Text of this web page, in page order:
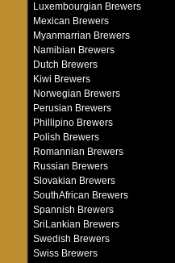
Luxembourgian Brewers
Mexican Brewers
Myanmarrian Brewers
Namibian Brewers
Dutch Brewers
Kiwi Brewers
Norwegian Brewers
Perusian Brewers
Phillipino Brewers
Polish Brewers
Romannian Brewers
Russian Brewers
Slovakian Brewers
SouthAfrican Brewers
Spannish Brewers
SriLankian Brewers
Swedish Brewers
Swiss Brewers